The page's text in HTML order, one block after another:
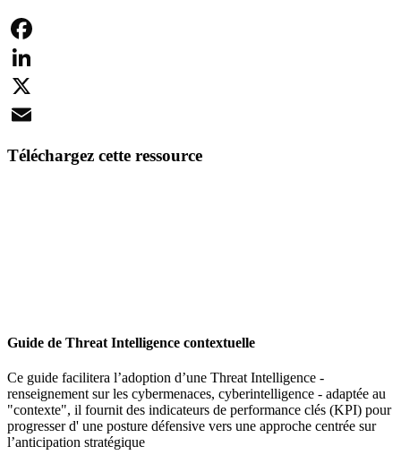
Facebook
LinkedIn
X
Téléchargez cette ressource
Guide de Threat Intelligence contextuelle
Ce guide facilitera l’adoption d’une Threat Intelligence -
renseignement sur les cybermenaces, cyberintelligence - adaptée au
"contexte", il fournit des indicateurs de performance clés (KPI) pour
progresser d' une posture défensive vers une approche centrée sur
l’anticipation stratégique